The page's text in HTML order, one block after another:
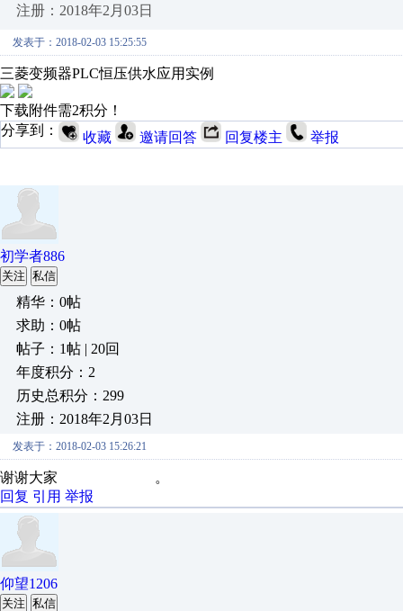
注册：2018年2月03日
发表于：2018-02-03 15:25:55
三菱变频器PLC恒压供水应用实例
下载附件需2积分！
分享到：
收藏 邀请回答 回复楼主 举报
初学者886
关注 私信
精华：0帖
求助：0帖
帖子：1帖 | 20回
年度积分：2
历史总积分：299
注册：2018年2月03日
发表于：2018-02-03 15:26:21
谢谢大家 。
回复 引用 举报
仰望1206
关注 私信